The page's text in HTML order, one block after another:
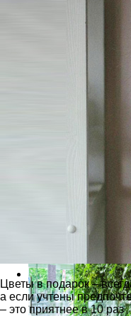
Цветы в подарок –
а если учтены
– это приятнее в 10 раз